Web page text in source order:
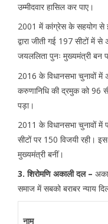
उम्मीदवार हासिल कर पाए।
2001 में कांग्रेस के सहयोग से
द्वारा जीती गई 197 सीटों में
जयललिता पुनः मुख्यमंत्री बन
2016 के विधानसभा चुनावों में
करुणानिधि की द्रमुक को 96
पड़ा।
2011 के विधानसभा चुनावों में
सीटों पर 150 विजयी रही।
मुख्यमंत्री बनीं।
3. शिरोमणि अकाली दल –
समाज में सबको बराबर न्याय
नाम